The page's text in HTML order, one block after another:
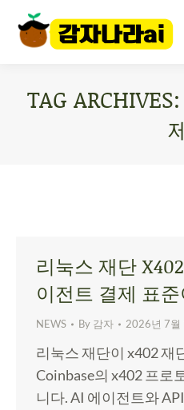
TAG ARCHIVES:
리눅스 재단
이전트 결제 표
NEWS By 감자 2026년 7월
리눅스 재단이 x402 재
Coinbase의 x402 프로
니다. AI 에이전트와